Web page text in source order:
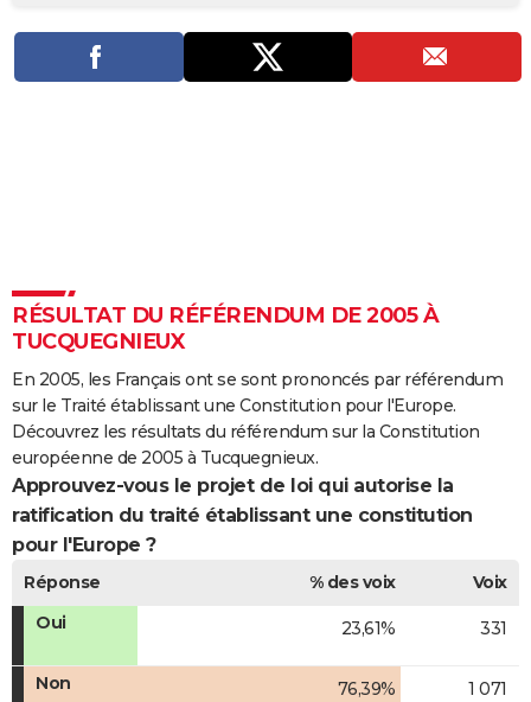
PHOTO
GUIDES D'ACHAT
COPAINS D'AVANT
FORUM
Bricolage
Lifestyle
Culture
Sport
Auto
Television
Voyage
Cinema
RÉSULTAT DU RÉFÉRENDUM DE 2005 À
TUCQUEGNIEUX
En 2005, les Français ont se sont prononcés par référendum
sur le Traité établissant une Constitution pour l'Europe.
Découvrez les résultats du référendum sur la Constitution
européenne de 2005 à Tucquegnieux.
Approuvez-vous le projet de loi qui autorise la
ratification du traité établissant une constitution
pour l'Europe ?
Réponse % des voix
Voix
Oui
23,61% 331
Non 76,39% 1 071